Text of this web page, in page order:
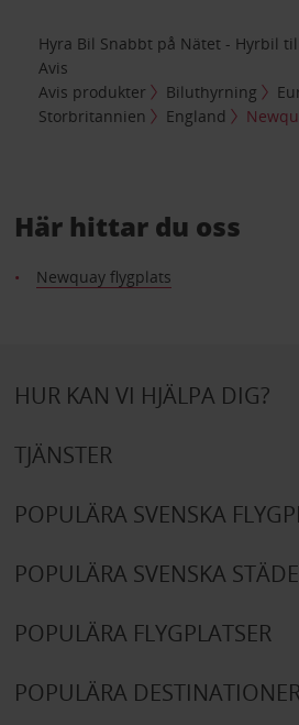
Hyra Bil Snabbt på Nätet - Hyrbil
Avis
Avis produkter
Biluthyrning
Storbritannien
England
Här hittar du oss
Newquay flygplats
HUR KAN VI HJÄLPA DIG?
TJÄNSTER
POPULÄRA SVENSKA
POPULÄRA SVENSKA
POPULÄRA FLYGPLATSER
POPULÄRA